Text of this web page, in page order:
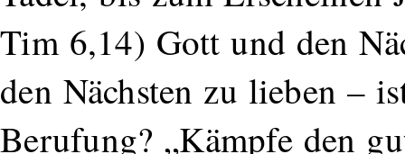
Tim 6,14) Gott und den
den Nächsten zu lieben –
Berufung? „Kämpfe den